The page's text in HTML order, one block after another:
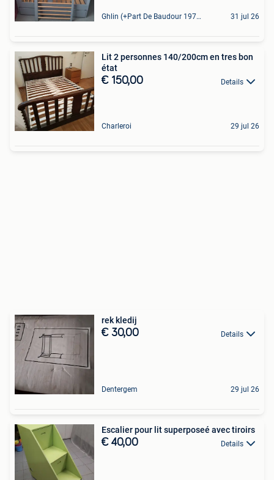
Ghlin (+Part De Baudour 1971) 31 jul 26
Lit 2 personnes 140/200cm en tres bon
état
€ 150,00 Details
Charleroi 29 jul 26
rek kledij
€ 30,00 Details
Dentergem 29 jul 26
Escalier pour lit superposeé avec tiroirs
€ 40,00 Details